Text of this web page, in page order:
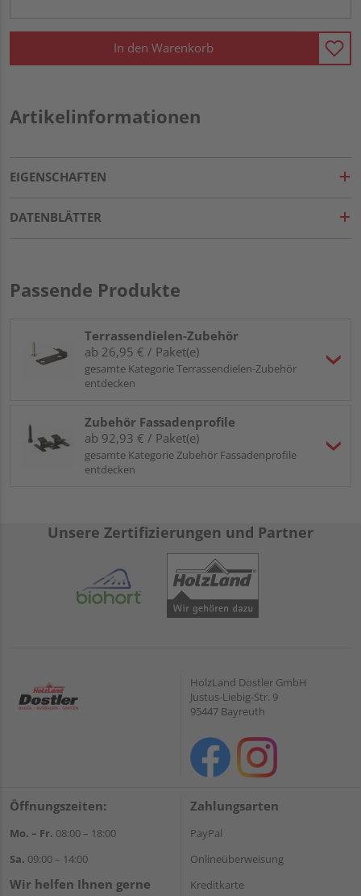
In den Warenkorb
Artikelinformationen
EIGENSCHAFTEN
DATENBLÄTTER
Passende Produkte
Terrassendielen-Zubehör
ab 26,95 € / Paket(e)
gesamte Kategorie Terrassendielen-Zubehör
entdecken
Zubehör Fassadenprofile
ab 92,93 € / Paket(e)
gesamte Kategorie Zubehör Fassadenprofile
entdecken
Unsere Zertifizierungen und Partner
HolzLand Dostler GmbH
Justus-Liebig-Str. 9
95447 Bayreuth
Öffnungszeiten:
Mo. – Fr. 08:00 – 18:00
Sa. 09:00 – 14:00
Wir helfen Ihnen gerne
Zahlungsarten
PayPal
Onlineüberweisung
Kreditkarte